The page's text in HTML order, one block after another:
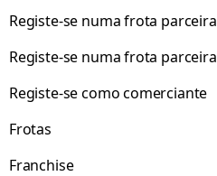
Registe-se numa frota parceira
Registe-se numa frota parceira
Registe-se como comerciante
Frotas
Franchise